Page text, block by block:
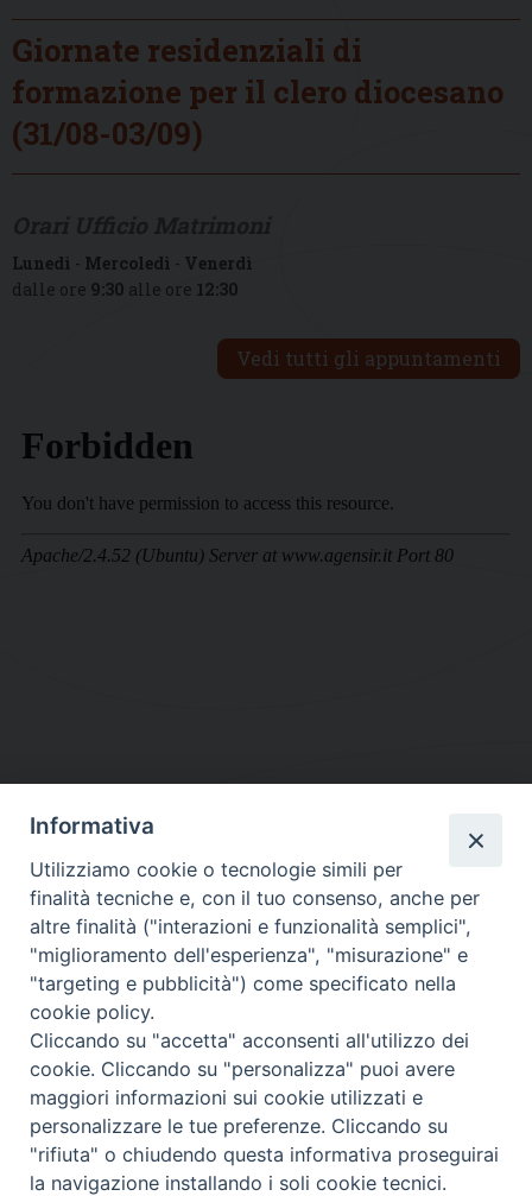
Giornate residenziali di
formazione per il clero diocesano
(31/08-03/09)
Lunedì - Mercoledì - Venerdì
dalle ore 9:30 alle ore 12:30
Vedi tutti gli appuntamenti
DIOCESI SUBURBICARIA DI ALBANO
Contatti:Tel.: 06.93268401 - Fax.: 06.9323844
E-mail:curia@diocesidialbano.it
Orari: dal Lunedì al Venerdì Ore: 9:00 - 13:00
Lunedì, Mercoledì e Venerdì, Ore 9:30 - 12:30
Diocesi Suburbicaria di Albano
Copyright © 2021
Informativa
Utilizziamo cookie o tecnologie simili per
finalità tecniche e, con il tuo consenso, anche per
altre finalità ("interazioni e funzionalità semplici",
"miglioramento dell'esperienza", "misurazione" e
"targeting e pubblicità") come specificato nella
cookie policy.
Cliccando su "accetta" acconsenti all'utilizzo dei
cookie. Cliccando su "personalizza" puoi avere
maggiori informazioni sui cookie utilizzati e
personalizzare le tue preferenze. Cliccando su
"rifiuta" o chiudendo questa informativa proseguirai
la navigazione installando i soli cookie tecnici.